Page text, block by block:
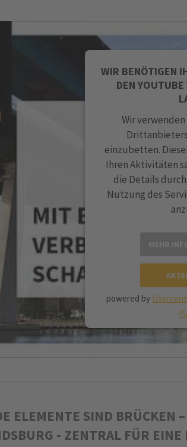
WIR BENÖTIGEN
DEN
Wir
einzubetten.
Ihren Aktivitäten
die Details
Nutzung des
powered by
ELEMENTE SIND BRÜCKEN
- ZENTRAL FÜR